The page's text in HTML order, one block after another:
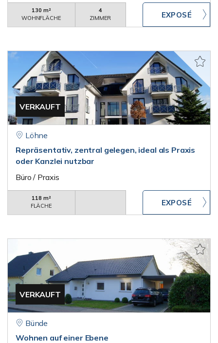
130 m²
WOHNFLÄCHE
4
ZIMMER
VERKAUFT
Löhne
Repräsentativ, zentral gelegen, ideal als Praxis
oder Kanzlei nutzbar
Büro / Praxis
118 m²
FLÄCHE
VERKAUFT
Bünde
Wohnen auf einer Ebene